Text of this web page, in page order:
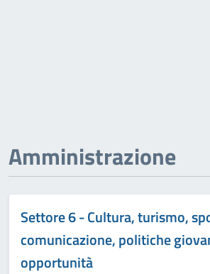
Amministrazione
Settore 6 - Cultura, turismo,
comunicazione, politiche
opportunità